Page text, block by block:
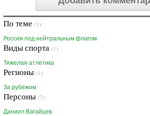
По теме (1):
Россия под нейтральным флагом
Виды спорта (1):
Тяжелая атлетика
Регионы (1):
За рубежом
Персоны (7):
Даниил Вагайцев